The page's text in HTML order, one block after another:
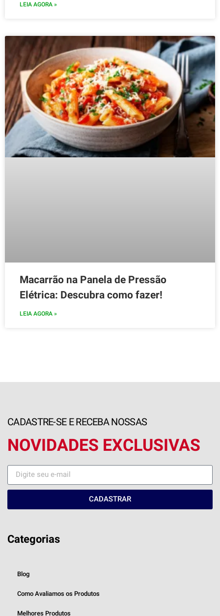
LEIA AGORA »
Macarrão na Panela de Pressão
Elétrica: Descubra como fazer!
LEIA AGORA »
CADASTRE-SE E RECEBA NOSSAS
NOVIDADES EXCLUSIVAS
CADASTRAR
Categorias
Blog
Como Avaliamos os Produtos
Melhores Produtos